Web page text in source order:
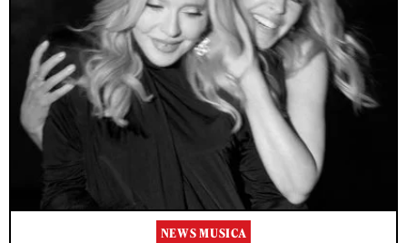
NEWS MUSICA